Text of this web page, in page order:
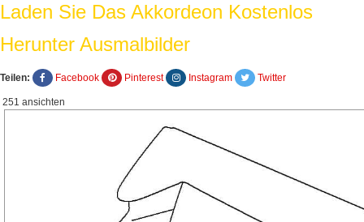
Laden Sie Das Akkordeon Kostenlos
Herunter Ausmalbilder
Teilen: Facebook Pinterest Instagram Twitter
251 ansichten